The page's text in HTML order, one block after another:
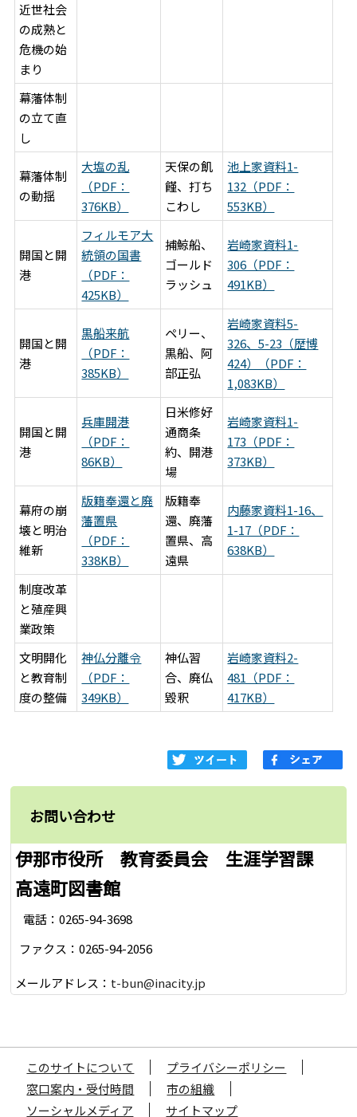
近世社会
の成熟と
危機の始
まり
幕藩体制
の立て直
し
幕藩体制
の動揺
大塩の乱
（PDF：
376KB）
天保の飢
饉、打ち
こわし
池上家資料1-
132（PDF：
553KB）
開国と開
港
フィルモア大
統領の国書
（PDF：
425KB）
捕鯨船、
ゴールド
ラッシュ
岩崎家資料1-
306（PDF：
491KB）
開国と開
港
黒船来航
（PDF：
385KB）
ペリー、
黒船、阿
部正弘
岩崎家資料5-
326、5-23（歴博
424）（PDF：
1,083KB）
開国と開
港
兵庫開港
（PDF：
86KB）
日米修好
通商条
約、開港
場
岩崎家資料1-
173（PDF：
373KB）
幕府の崩
壊と明治
維新
版籍奉還と廃
藩置県
（PDF：
338KB）
版籍奉
還、廃藩
置県、高
遠県
内藤家資料1-16、
1-17（PDF：
638KB）
制度改革
と殖産興
業政策
文明開化
と教育制
度の整備
神仏分離令
（PDF：
349KB）
神仏習
合、廃仏
毀釈
岩崎家資料2-
481（PDF：
417KB）
お問い合わせ
伊那市役所 教育委員会 生涯学習課
高遠町図書館
電話：0265-94-3698
ファクス：0265-94-2056
メールアドレス： t-bun@inacity.jp
このサイトについて
プライバシーポリシー
窓口案内・受付時間
市の組織
ソーシャルメディア
サイトマップ